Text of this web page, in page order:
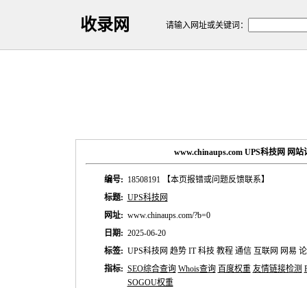
收录网 请输入网址或关键词：
www.chinaups.com UPS科技网 网站
编号: 18508191
【本页报错或问题反馈联系】
标题: UPS科技网
网址: www.chinaups.com/?b=0
日期: 2025-06-20
标签: UPS科技网 趋势 IT 科技 教程 通信 互联网 网易
指标: SEO综合查询 Whois查询 百度权重 友情链接检测
SOGOU权重